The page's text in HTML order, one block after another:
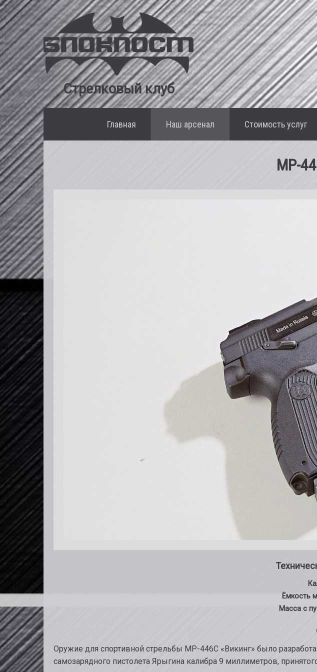
Стрелковый клуб
Главная Наш арсенал Стоимость услуг
MP-
Ёмкость
Масса с
Оружие для спортивной стрельбы MP-446С «Викинг» было
самозарядного пистолета Ярыгина калибра 9 миллиметров,